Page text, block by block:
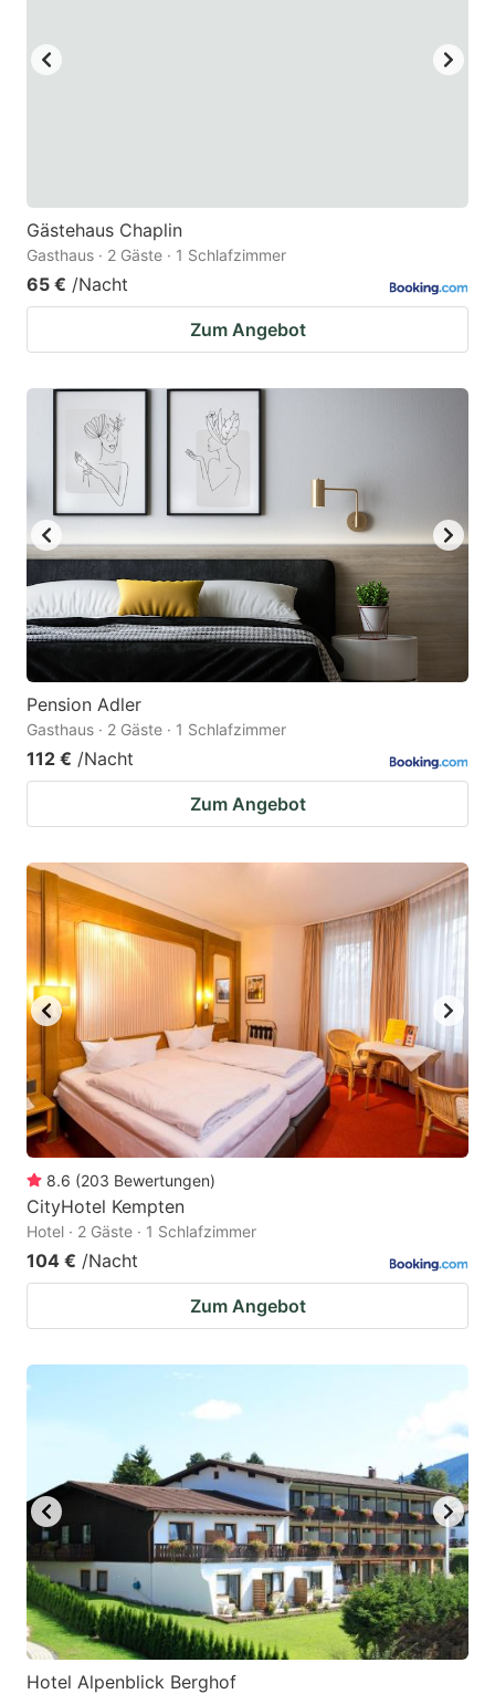
Gästehaus Chaplin
Gasthaus · 2 Gäste · 1 Schlafzimmer
65 € /Nacht
Zum Angebot
Pension Adler
Gasthaus · 2 Gäste · 1 Schlafzimmer
112 € /Nacht
Zum Angebot
8.6 (203 Bewertungen)
CityHotel Kempten
Hotel · 2 Gäste · 1 Schlafzimmer
104 € /Nacht
Zum Angebot
Hotel Alpenblick Berghof